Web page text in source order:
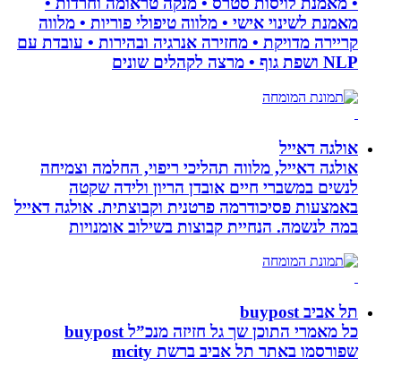
מאמנת לשינוי אישי • מלווה טיפולי פוריות • מלווה
קריירה מדויקת • מחזירה אנרגיה ובהירות • עובדת עם
NLP ושפת גוף • מרצה לקהלים שונים
אולגה דאייל
אולגה דאייל, מלווה תהליכי ריפוי, החלמה וצמיחה
לנשים במשברי חיים אובדן הריון ולידה שקטה
באמצעות פסיכודרמה פרטנית וקבוצתית. אולגה דאייל
במה לנשמה. ‏הנחיית קבוצות בשילוב אומנויות‏
תל אביב buypost
כל מאמרי התוכן שך גל חזיזה מנכ”ל buypost
שפורסמו באתר תל אביב ברשת mcity